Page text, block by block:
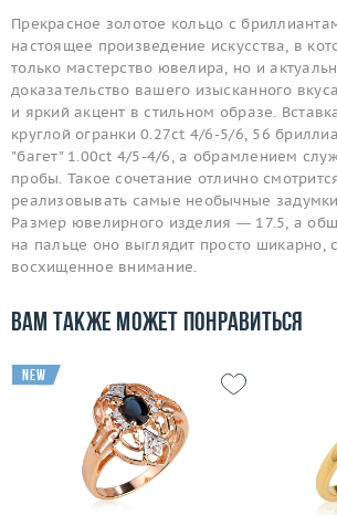
Прекрасное золотое кольцо с
настоящее произведение искусства, в
только мастерство ювелира, но и
доказательство вашего изысканного
и яркий акцент в стильном образе.
круглой огранки 0.27ct 4/6-5/6, 56
"багет" 1.00ct 4/5-4/6, а обрамлением
пробы. Такое сочетание отлично
реализовывать самые необычные
Размер ювелирного изделия — 17.5, а
на пальце оно выглядит просто шикарно,
восхищенное внимание.
Вам также может понравиться
new